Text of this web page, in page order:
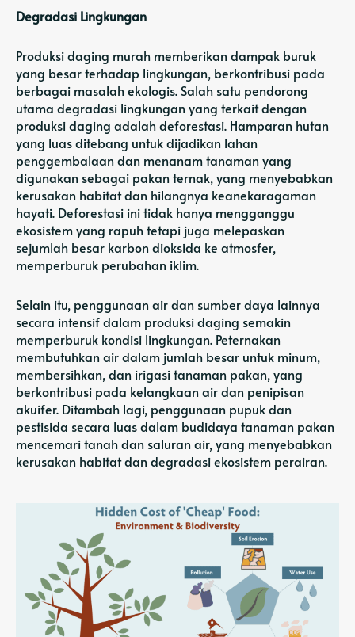
Degradasi Lingkungan
Produksi daging murah memberikan dampak buruk
yang besar terhadap lingkungan, berkontribusi pada
berbagai masalah ekologis. Salah satu pendorong
utama degradasi lingkungan yang terkait dengan
produksi daging adalah deforestasi. Hamparan hutan
yang luas ditebang untuk dijadikan lahan
penggembalaan dan menanam tanaman yang
digunakan sebagai pakan ternak, yang menyebabkan
kerusakan habitat dan hilangnya keanekaragaman
hayati. Deforestasi ini tidak hanya mengganggu
ekosistem yang rapuh tetapi juga melepaskan
sejumlah besar karbon dioksida ke atmosfer,
memperburuk perubahan iklim.
Selain itu, penggunaan air dan sumber daya lainnya
secara intensif dalam produksi daging semakin
memperburuk kondisi lingkungan. Peternakan
membutuhkan air dalam jumlah besar untuk minum,
membersihkan, dan irigasi tanaman pakan, yang
berkontribusi pada kelangkaan air dan penipisan
akuifer. Ditambah lagi, penggunaan pupuk dan
pestisida secara luas dalam budidaya tanaman pakan
mencemari tanah dan saluran air, yang menyebabkan
kerusakan habitat dan degradasi ekosistem perairan.